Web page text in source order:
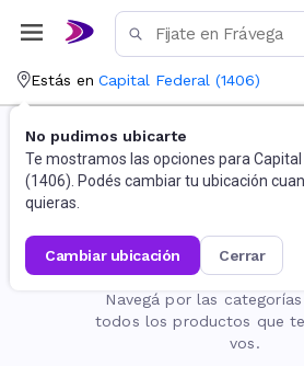
Estás en Capital Federal (1406)
No pudimos ubicarte
Te mostramos las opciones para Capital
(1406). Podés cambiar tu ubicación
quieras.
cambiar ubicación cerrar
La página no
Navegá por las
todos los productos que
vos.